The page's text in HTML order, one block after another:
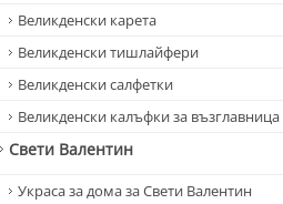
Великденски карета
Великденски тишлайфери
Великденски салфетки
Великденски калъфки за възглавница
Свети Валентин
Украса за дома за Свети Валентин